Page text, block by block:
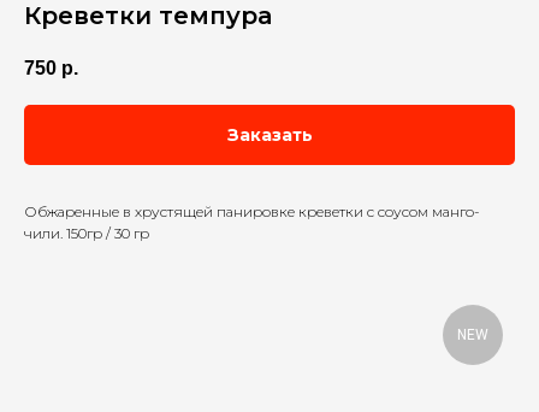
Креветки темпура
750 р.
Заказать
Обжаренные в хрустящей панировке креветки с соусом манго-
чили. 150гр / 30 гр
NEW